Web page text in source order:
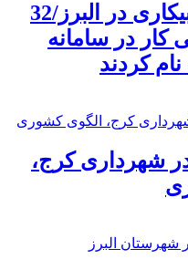
کاهش نرخ بیکاری در البرز/32
کار در سامانه
کردند
شهرداری کرج،